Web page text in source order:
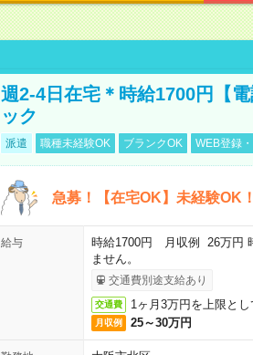
週2-4日在宅＊時給1700円【
ック
派遣 職種未経験OK ブランクOK WEB登録
急募！【在宅OK】未経験OK
給与
時給1700円 月収例 26万円
ません。
交通費別途支給あり
交通費 1ヶ月3万円を上限と
月収例 25～30万円